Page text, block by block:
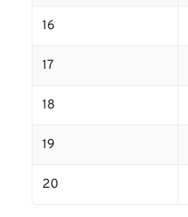
16
17
18
19
20